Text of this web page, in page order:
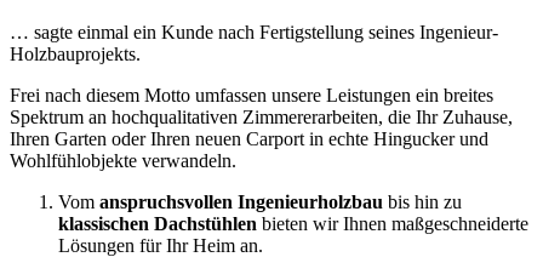
… sagte einmal ein Kunde nach Fertigstellung seines Ingenieur-
Holzbauprojekts.
Frei nach diesem Motto umfassen unsere Leistungen ein breites
Spektrum an hochqualitativen Zimmererarbeiten, die Ihr Zuhause,
Ihren Garten oder Ihren neuen Carport in echte Hingucker und
Wohlfühlobjekte verwandeln.
Vom anspruchsvollen Ingenieurholzbau bis hin zu
klassischen Dachstühlen bieten wir Ihnen maßgeschneiderte
Lösungen für Ihr Heim an.